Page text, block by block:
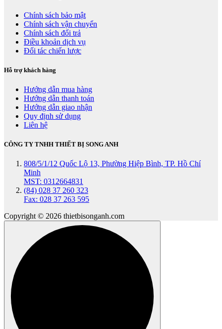
Chính sách bảo mật
Chính sách vận chuyển
Chính sách đổi trả
Điều khoản dịch vụ
Đối tác chiến lược
Hỗ trợ khách hàng
Hướng dẫn mua hàng
Hướng dẫn thanh toán
Hướng dẫn giao nhận
Quy định sử dụng
Liên hệ
CÔNG TY TNHH THIẾT BỊ SONG ANH
808/5/1/12 Quốc Lộ 13, Phường Hiệp Bình, TP. Hồ Chí
Minh
MST: 0312664831
(84) 028 37 260 323
Fax: 028 37 263 595
Copyright © 2026 thietbisonganh.com